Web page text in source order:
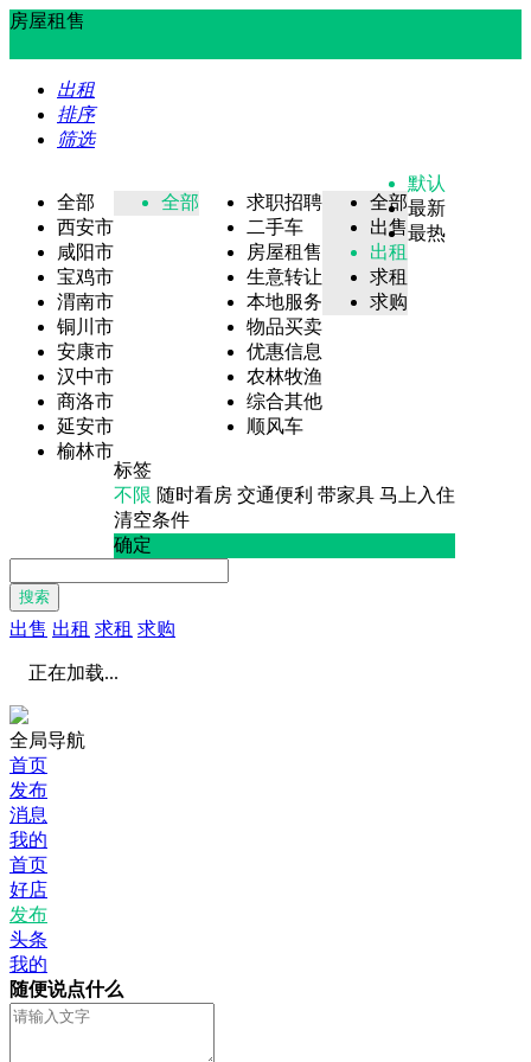
房屋租售
出租
排序
筛选
全部
西安市
咸阳市
宝鸡市
渭南市
铜川市
安康市
汉中市
商洛市
延安市
榆林市
全部
求职招聘
二手车
房屋租售
生意转让
本地服务
物品买卖
优惠信息
农林牧渔
综合其他
顺风车
全部
出售
出租
求租
求购
默认
最新
最热
标签
不限 随时看房 交通便利 带家具 马上入住
清空条件
确定
搜索
出售 出租 求租 求购
正在加载...
全局导航
首页
发布
消息
我的
首页
好店
发布
头条
我的
随便说点什么